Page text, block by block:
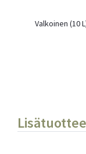
Valkoinen (10